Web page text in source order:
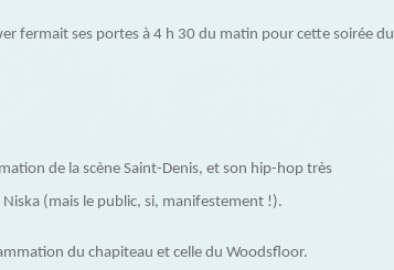
fermait ses portes à 4 h 30 du matin pour cette soirée du
de la scène Saint-Denis, et son hip-hop très
(mais le public, si, manifestement !).
du chapiteau et celle du Woodsfloor.